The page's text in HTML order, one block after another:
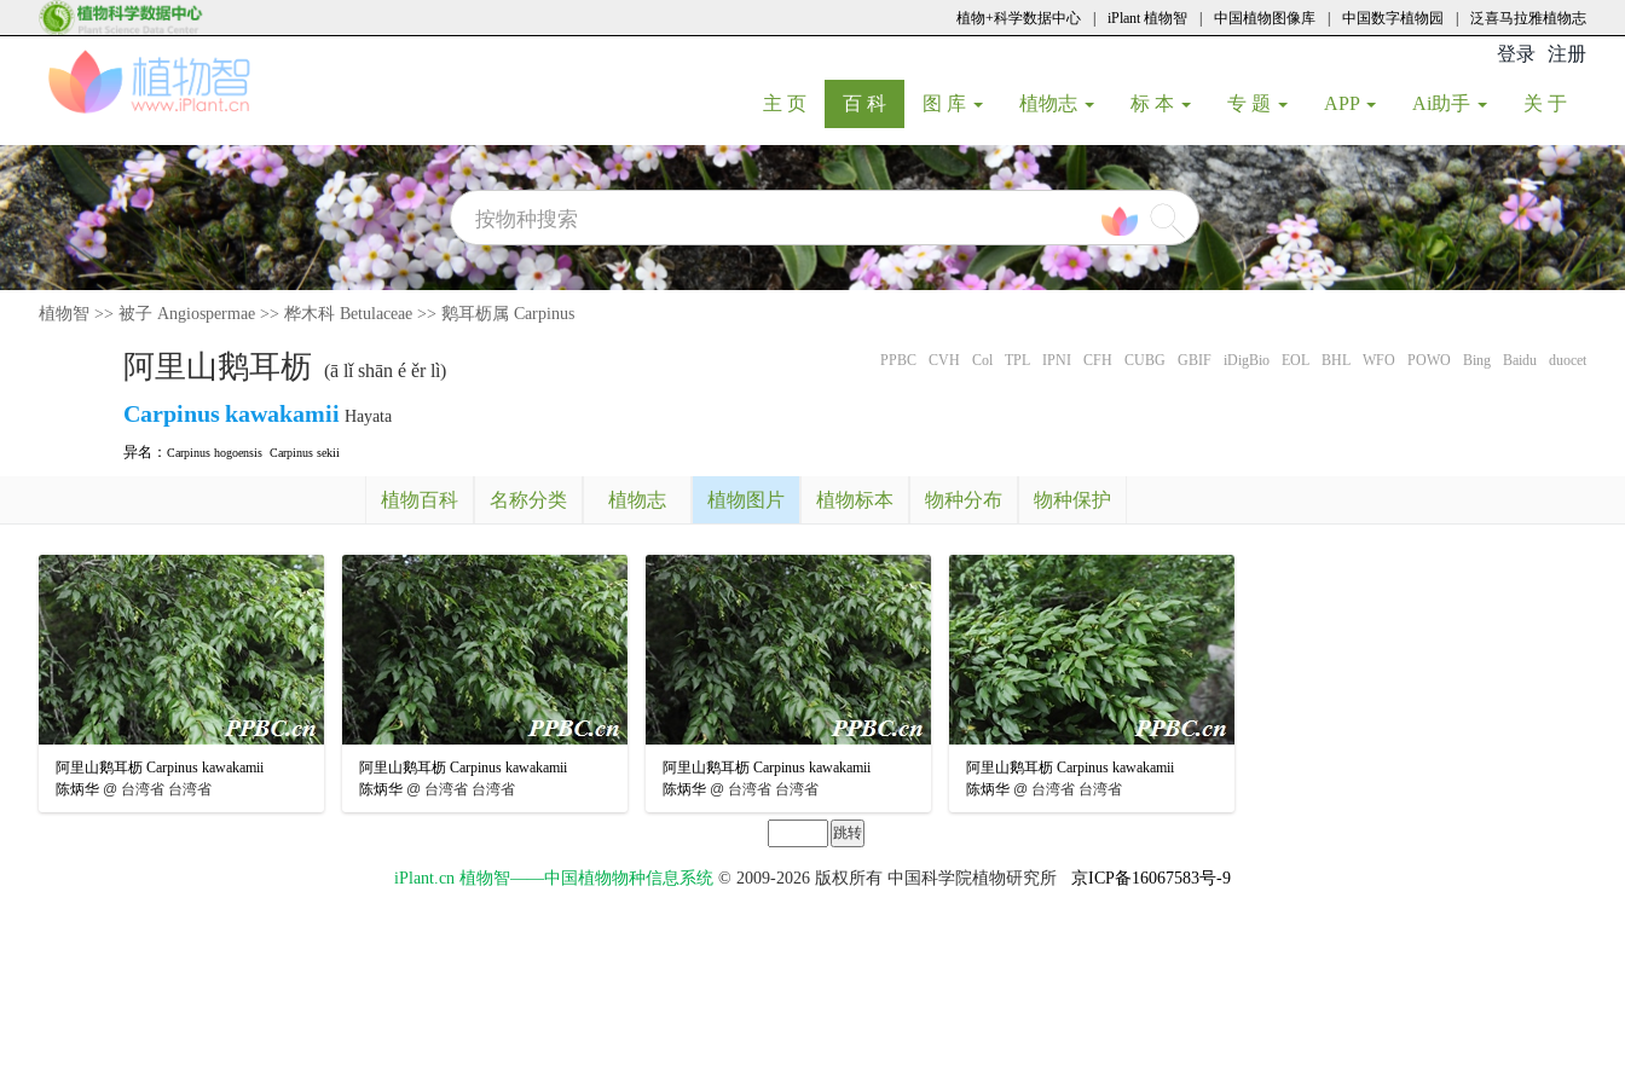
植物+科学数据中心 iPlant 植物智 中国植物图像库 中国数字植物园 泛喜马拉雅植物志
登录 注册
主 页(current)
百 科(current)
图 库 植物志 标 本 专 题 APP Ai助手 关 于
植物智 >> 被子 Angiospermae >> 桦木科 Betulaceae >> 鹅耳枥属 Carpinus
阿里山鹅耳枥 (ā lǐ shān é ěr lì) PPBC CVH Col TPL IPNI CFH CUBG GBIF iDigBio EOL BHL WFO POWO Bing Baidu duocet
Carpinuskawakamii Hayata
异名： Carpinus hogoensis Carpinus sekii
植物百科 名称分类 植物志 植物图片 植物标本 物种分布 物种保护
阿里山鹅耳枥 Carpinus kawakamii
陈炳华 @ 台湾省 台湾省
阿里山鹅耳枥 Carpinus kawakamii
陈炳华 @ 台湾省 台湾省
阿里山鹅耳枥 Carpinus kawakamii
陈炳华 @ 台湾省 台湾省
阿里山鹅耳枥 Carpinus kawakamii
陈炳华 @ 台湾省 台湾省
iPlant.cn 植物智——中国植物物种信息系统 © 2009-2026 版权所有 中国科学院植物研究所 京ICP备16067583号-9